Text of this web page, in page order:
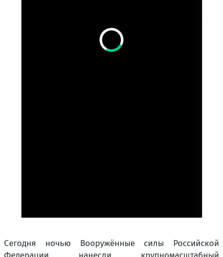
Сегодня ночью Вооружённые силы Российской